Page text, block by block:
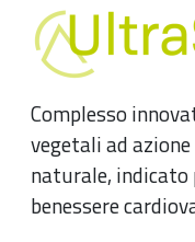
Complesso
vegetali ad
naturale,
benessere